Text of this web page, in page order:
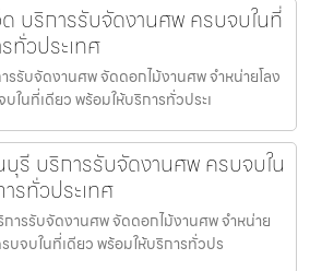
บริการรับจัดงานศพ ครบจบในที่
ทั่วประเทศ
รรับจัดงานศพ จัดดอกไม้งานศพ จำหน่ายโลง
ในที่เดียว พร้อมให้บริการทั่วประเ
รี บริการรับจัดงานศพ ครบจบใน
รทั่วประเทศ
ารรับจัดงานศพ จัดดอกไม้งานศพ จำหน่าย
บจบในที่เดียว พร้อมให้บริการทั่วปร